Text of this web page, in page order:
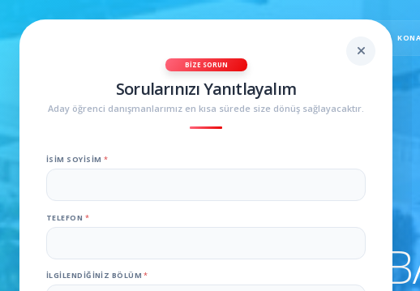
BIZE SORUN
Sorularınızı Yanıtlayalım
Aday öğrenci danışmanlarımız en kısa sürede size dönüş sağlayacaktır.
İSIM SOYISIM *
TELEFON *
İLGILENDIĞINIZ BÖLÜM*